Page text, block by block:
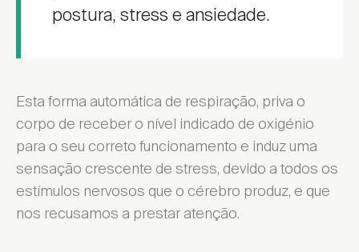
postura, stress e ansiedade.
Esta forma automática de respiração, priva o
corpo de receber o nível indicado de oxigénio
para o seu correto funcionamento e induz uma
sensação crescente de stress, devido a todos os
estímulos nervosos que o cérebro produz, e que
nos recusamos a prestar atenção.